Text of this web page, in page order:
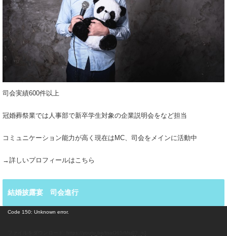
司会実績600件以上
冠婚葬祭業では人事部で新卒学生対象の企業説明会をなど担当
コミュニケーション能力が高く現在はMC、司会をメインに活動中
→詳しいプロフィールはこちら
結婚披露宴 司会進行
Code 150: Unknown error.